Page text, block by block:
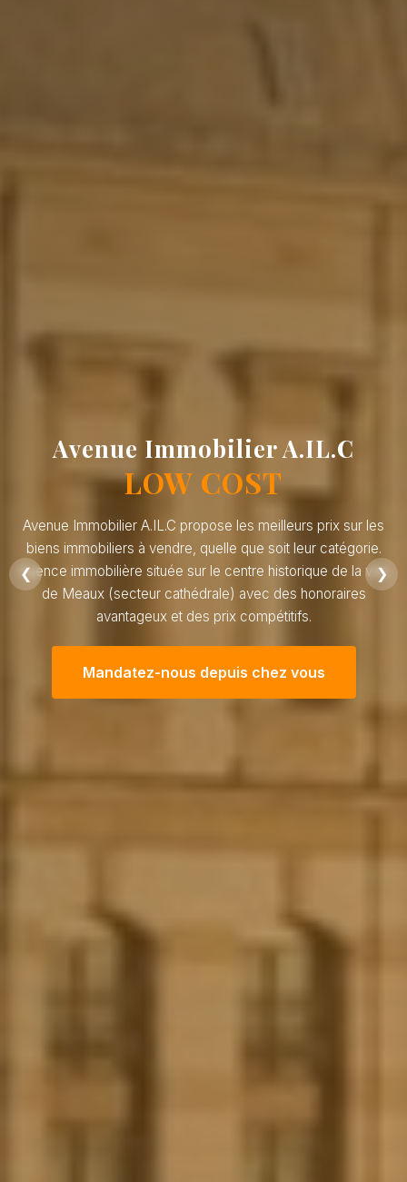
❮ ❯
Avenue Immobilier A.IL.C
LOW COST
Avenue Immobilier A.IL.C propose les meilleurs prix sur les
biens immobiliers à vendre, quelle que soit leur catégorie.
Agence immobilière située sur le centre historique de la ville
de Meaux (secteur cathédrale) avec des honoraires
avantageux et des prix compétitifs.
Mandatez-nous depuis chez vous